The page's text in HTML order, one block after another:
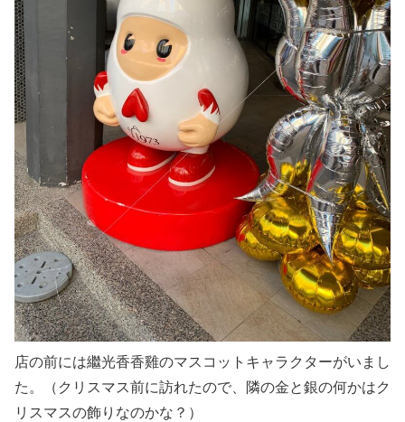
店の前には繼光香香雞のマスコットキャラクターがいまし
た。（クリスマス前に訪れたので、隣の金と銀の何かはク
リスマスの飾りなのかな？）